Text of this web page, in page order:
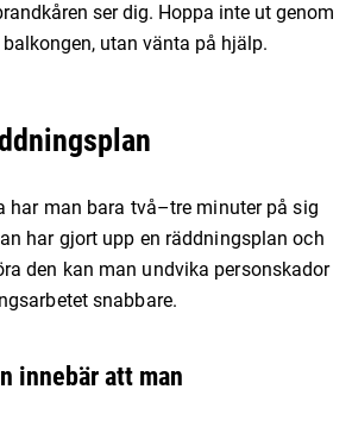
ser dig. Hoppa inte ut genom
utan vänta på hjälp.
har man bara två–tre minuter på sig
har gjort upp en räddningsplan och
den kan man undvika personskador
snabbare.
innebär att man